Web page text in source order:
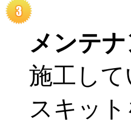
メンテ
施工し
スキッ